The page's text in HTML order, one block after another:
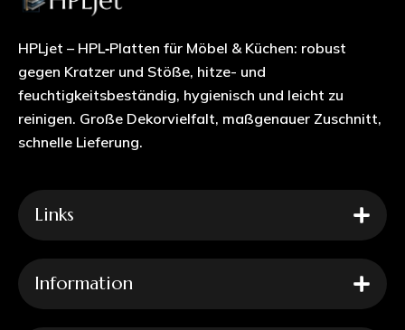
HPLjet – HPL‑Platten für Möbel & Küchen: robust
gegen Kratzer und Stöße, hitze- und
feuchtigkeitsbeständig, hygienisch und leicht zu
reinigen. Große Dekorvielfalt, maßgenauer Zuschnitt,
schnelle Lieferung.
Links
Information